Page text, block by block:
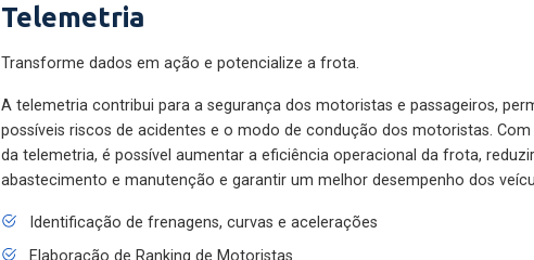
Telemetria
Transforme dados em ação e potencialize a frota.
A telemetria contribui para a segurança dos motoristas e passageiros,
possíveis riscos de acidentes e o modo de condução dos motoristas.
da telemetria, é possível aumentar a eficiência operacional da frota,
abastecimento e manutenção e garantir um melhor desempenho dos
Identificação de frenagens, curvas e acelerações
Elaboração de Ranking de Motoristas